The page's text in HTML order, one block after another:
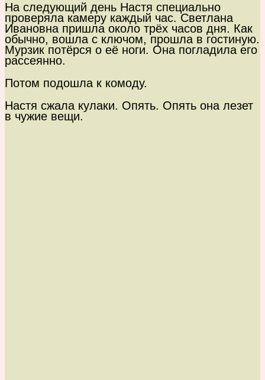
На следующий день Настя специально
проверяла камеру каждый час. Светлана
Ивановна пришла около трёх часов дня. Как
обычно, вошла с ключом, прошла в гостиную.
Мурзик потёрся о её ноги. Она погладила его
рассеянно.
Потом подошла к комоду.
Настя сжала кулаки. Опять. Опять она лезет
в чужие вещи.